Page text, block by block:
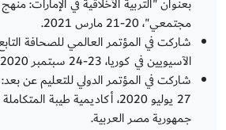
بعنوان "التربية الأخلاقية في الإمارات:
مجتمعي"، 20-21 مارس 2021.
شاركت في المؤتمر العالمي للصحافة
الآسيويين في كوريا، 23-24 سبتمبر 2020.
27 يوليو 2020، أكاديمية طيبة
جمهورية مصر العربية.